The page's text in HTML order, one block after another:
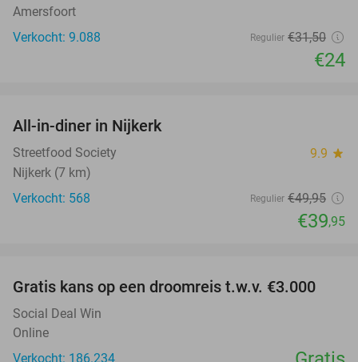
Amersfoort
Verkocht: 9.088
Regulier €31,50
€24
All-in-diner in Nijkerk
Streetfood Society 9.9 star
Nijkerk (7 km)
Verkocht: 568
Regulier €49,95
€39,95
Gratis kans op een droomreis t.w.v. €3.000
Social Deal Win
Online
Verkocht: 186.234